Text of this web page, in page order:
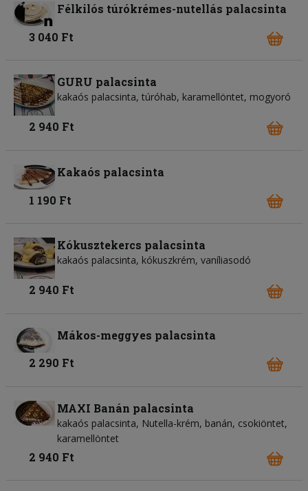
Félkilós túrókrémes-nutellás palacsinta
3 040 Ft
GURU palacsinta
kakaós palacsinta, túróhab, karamellöntet, mogyoró
2 940 Ft
Kakaós palacsinta
1 190 Ft
Kókusztekercs palacsinta
kakaós palacsinta, kókuszkrém, vaníliasodó
2 940 Ft
Mákos-meggyes palacsinta
2 290 Ft
MAXI Banán palacsinta
kakaós palacsinta, Nutella-krém, banán, csokiöntet,
karamellöntet
2 940 Ft